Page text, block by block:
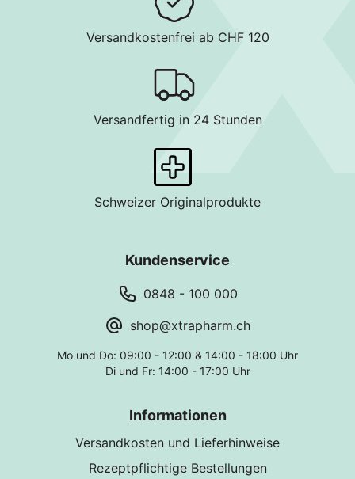
Versandkostenfrei ab CHF 120
Versandfertig in 24 Stunden
Schweizer Originalprodukte
Kundenservice
0848 - 100 000
shop@xtrapharm.ch
Mo und Do: 09:00 - 12:00 & 14:00 - 18:00 Uhr
Di und Fr: 14:00 - 17:00 Uhr
Informationen
Versandkosten und Lieferhinweise
Rezeptpflichtige Bestellungen